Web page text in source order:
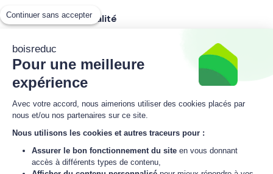
Continuer sans accepter
boisreduc
Pour une meilleure
expérience
Avec votre accord, nous aimerions utiliser des cookies placés par
nous et/ou nos partenaires sur ce site.
Nous utilisons les cookies et autres traceurs pour :
Assurer le bon fonctionnement du site en vous donnant
accès à différents types de contenu,
Suivez notre actualité
Inscrivez-vous à la newsletter
boisreduc
M'inscrire